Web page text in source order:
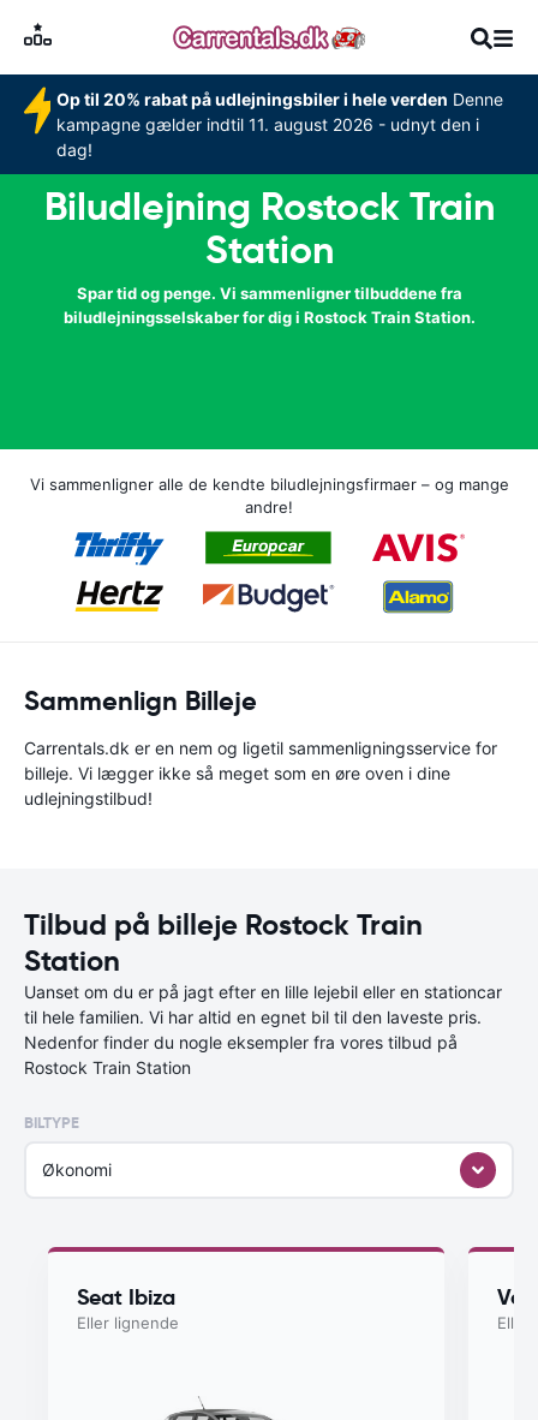
Op til 20% rabat på udlejningsbiler i hele verden Denne
kampagne gælder indtil 11. august 2026 - udnyt den i
dag!
Biludlejning Rostock Train
Station
Spar tid og penge. Vi sammenligner tilbuddene fra
biludlejningsselskaber for dig i Rostock Train Station.
Vi sammenligner alle de kendte biludlejningsfirmaer – og mange
andre!
Sammenlign Billeje
Carrentals.dk er en nem og ligetil sammenligningsservice for
billeje. Vi lægger ikke så meget som en øre oven i dine
udlejningstilbud!
Tilbud på billeje Rostock Train
Station
Uanset om du er på jagt efter en lille lejebil eller en stationcar
til hele familien. Vi har altid en egnet bil til den laveste pris.
Nedenfor finder du nogle eksempler fra vores tilbud på
Rostock Train Station
BILTYPE
Økonomi
Seat Ibiza
Eller lignende Eller